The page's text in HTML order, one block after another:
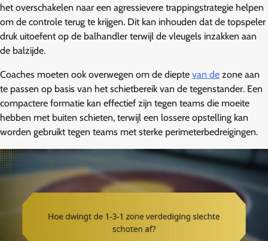
het overschakelen naar een agressievere trappingstrategie helpen
om de controle terug te krijgen. Dit kan inhouden dat de topspeler
druk uitoefent op de balhandler terwijl de vleugels inzakken aan
de balzijde.
Coaches moeten ook overwegen om de diepte van de zone aan
te passen op basis van het schietbereik van de tegenstander. Een
compactere formatie kan effectief zijn tegen teams die moeite
hebben met buiten schieten, terwijl een lossere opstelling kan
worden gebruikt tegen teams met sterke perimeterbedreigingen.